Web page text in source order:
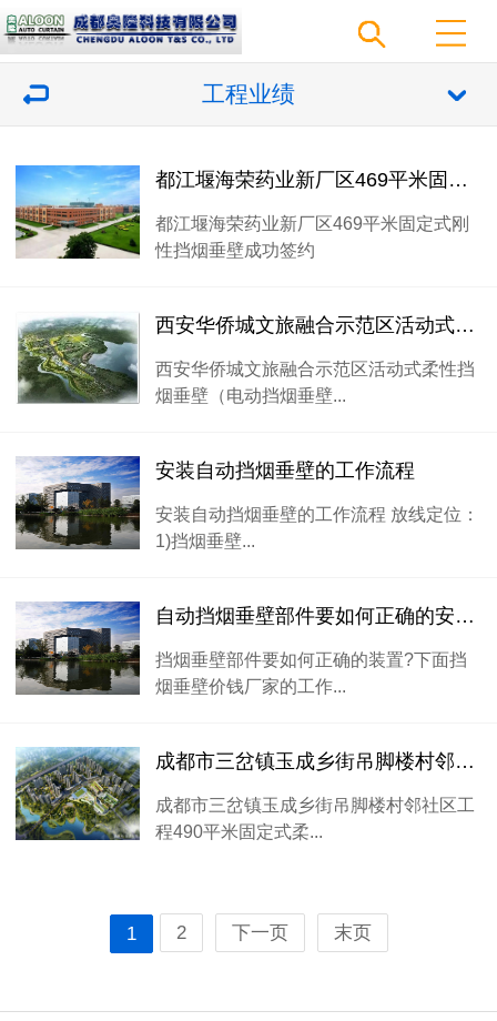
工程业绩
都江堰海荣药业新厂区469平米固定式刚性挡烟垂壁成功签约
都江堰海荣药业新厂区469平米固定式刚
性挡烟垂壁成功签约
西安华侨城文旅融合示范区活动式柔性挡烟垂壁（电动挡烟垂壁）45套配套项目按时交货
西安华侨城文旅融合示范区活动式柔性挡
烟垂壁（电动挡烟垂壁...
安装自动挡烟垂壁的工作流程
安装自动挡烟垂壁的工作流程 放线定位：
1)挡烟垂壁...
自动挡烟垂壁部件要如何正确的安装方法
挡烟垂壁部件要如何正确的装置?下面挡
烟垂壁价钱厂家的工作...
成都市三岔镇玉成乡街吊脚楼村邻社区工程挡烟垂壁项目
成都市三岔镇玉成乡街吊脚楼村邻社区工
程490平米固定式柔...
1 2 下一页 末页